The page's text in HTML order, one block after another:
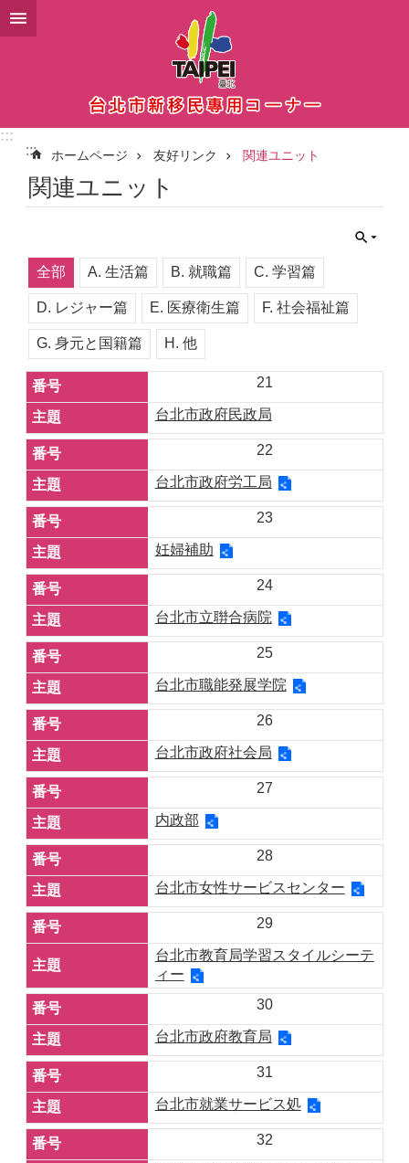
メインコンテンツブロックにスキップ
:::
:::
ホームページ 友好リンク 関連ユニット
関連ユニット
全部 A. 生活篇 B. 就職篇 C. 学習篇
D. レジャー篇 E. 医療衛生篇 F. 社会福祉篇
G. 身元と国籍篇 H. 他
21
台北市政府民政局
22
台北市政府労工局
23
妊婦補助
24
台北市立聨合病院
25
台北市職能発展学院
26
台北市政府社会局
27
内政部
28
台北市女性サービスセンター
29
台北市教育局学習スタイルシーテ
ィー
30
台北市政府教育局
31
台北市就業サービス処
32